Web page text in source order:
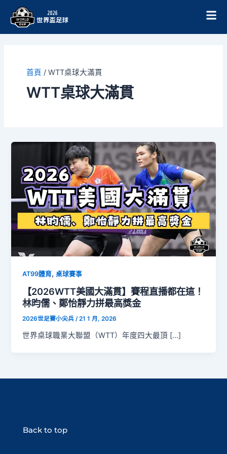
首頁 / WTT桌球大滿貫
WTT桌球大滿貫
AT99體育,桌球賽事
【2026WTT美國大滿貫】賽程直播都在這！
林昀儒、鄭怡靜力拼最高獎金
2026世足賽小尖兵/21 1 月, 2026
世界桌球職業大聯盟（WTT）年度四大最頂 […]
Back to top